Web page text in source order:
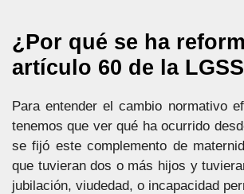
¿Por qué se ha
artículo 60 de la
Para entender el cambio normativo
tenemos que ver qué ha ocurrido
se fijó este complemento de
que tuvieran dos o más hijos y
jubilación, viudedad, o incapacidad